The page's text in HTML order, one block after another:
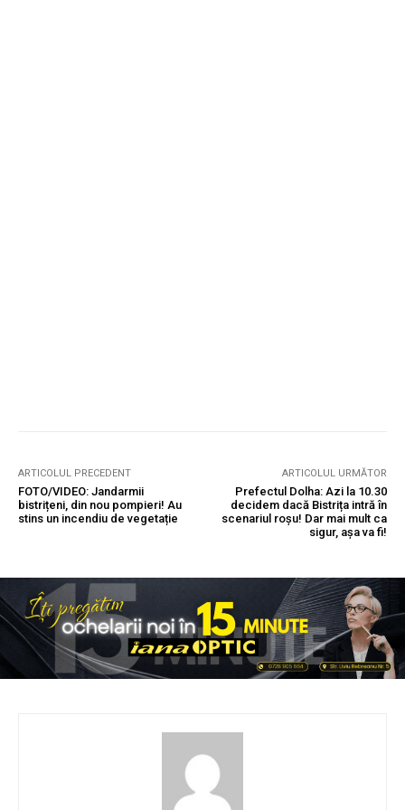
ARTICOLUL PRECEDENT
FOTO/VIDEO: Jandarmii
bistrițeni, din nou pompieri! Au
stins un incendiu de vegetație
ARTICOLUL URMĂTOR
Prefectul Dolha: Azi la 10.30
decidem dacă Bistrița intră în
scenariul roșu! Dar mai mult ca
sigur, așa va fi!